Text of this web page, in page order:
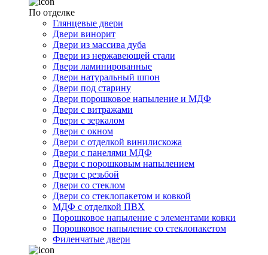
По отделке
Глянцевые двери
Двери винорит
Двери из массива дуба
Двери из нержавеющей стали
Двери ламинированные
Двери натуральный шпон
Двери под старину
Двери порошковое напыление и МДФ
Двери с витражами
Двери с зеркалом
Двери с окном
Двери с отделкой винилискожа
Двери с панелями МДФ
Двери с порошковым напылением
Двери с резьбой
Двери со стеклом
Двери со стеклопакетом и ковкой
МДФ с отделкой ПВХ
Порошковое напыление с элементами ковки
Порошковое напыление со стеклопакетом
Филенчатые двери